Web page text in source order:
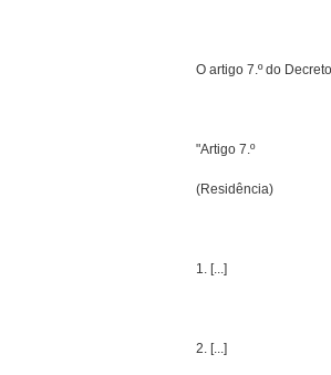
O artigo 7.º do
"Artigo 7.º
(Residência)
1. [...]
2. [...]